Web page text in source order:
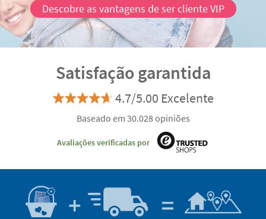
Descobre as vantagens de ser cliente VIP
Satisfação garantida
4.7/5.00 Excelente
Baseado em 30.028 opiniões
Avaliações verificadas por